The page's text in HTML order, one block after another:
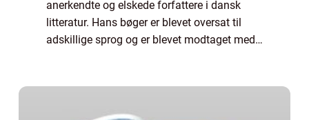
anerkendte og elskede forfattere i dansk
litteratur. Hans bøger er blevet oversat til
adskillige sprog og er blevet modtaget med